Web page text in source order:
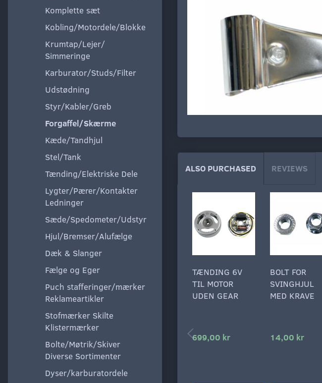
Komplette sæt
Kobling/Motordele/Blokke
Krumtap/Lejer/
Simmeringe
Karburator/Studs/Filter
Udstødning
Styr/Kabler/Greb
Forgaffel/Skærme
Kæde/Tandhjul
Stel/Tank
Tænding/Elektriske Dele
Lygter/Pærer/Kontakter
Ledninger
Sæde/Spedometer/Udstyr
Hjul/Bremser/Alufælge
Dæk & Slanger
Fælge og Eger
Puch stafferinger/mærker
Reklameartikler
Stofmærker Skilte
Klistermærker
Bolte/Møtrik/Skiver
Diverse Sortimenter
Dyser/karburatordele
ALSO PURCHASED REVIEWS
TÆNDING 6V
TIL MOTOR
UDEN GEAR
699,00 kr
BOLT FOR
SVINGHJUL
MED KRAVE
14,00 kr